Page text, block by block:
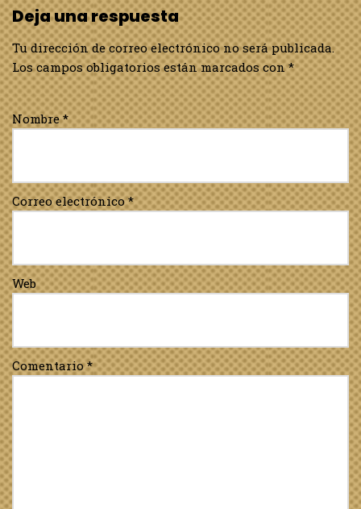
Deja una respuesta
Tu dirección de correo electrónico no será publicada.
Los campos obligatorios están marcados con*
Nombre*
Correo electrónico*
Web
Comentario*